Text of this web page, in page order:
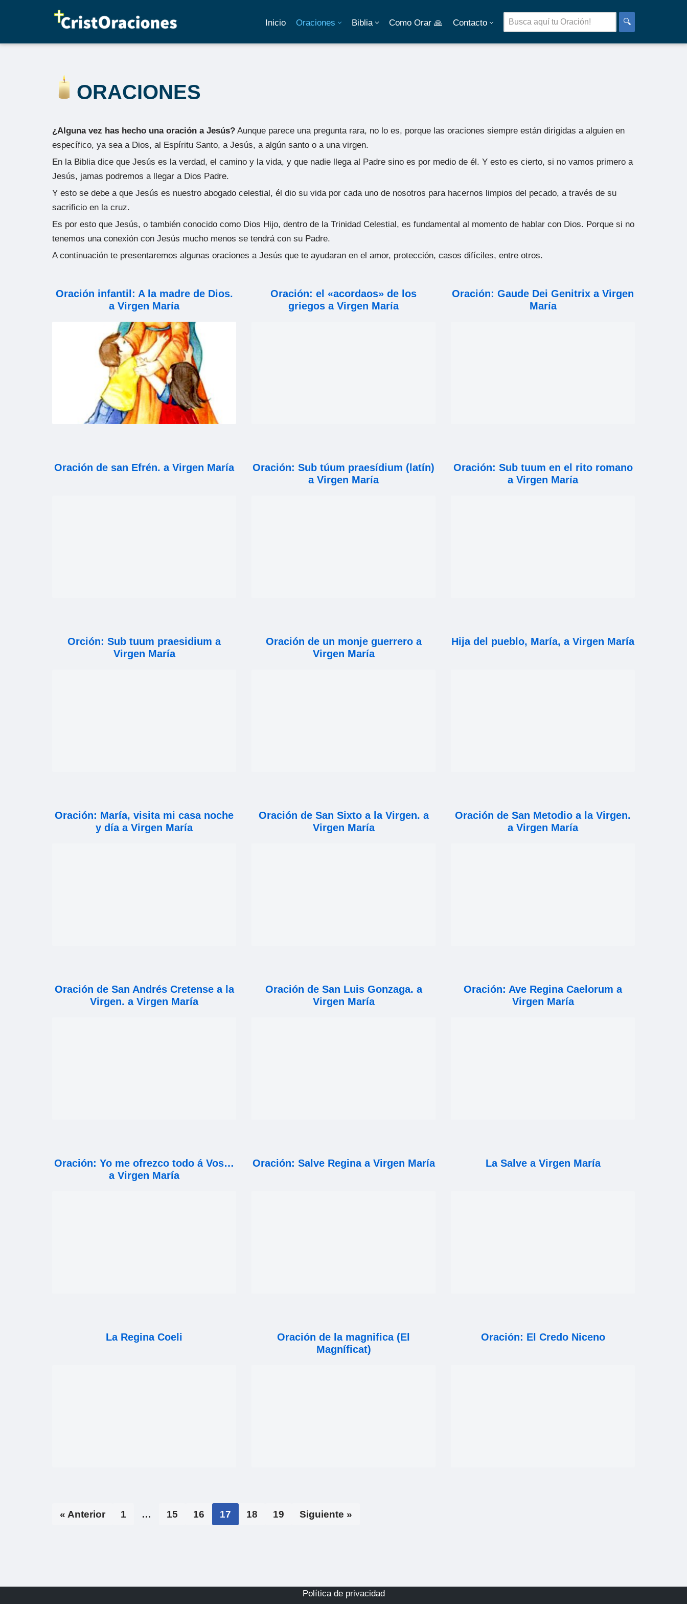
al
Inicio Oraciones Biblia Como Orar 🙏 Contacto 🔍
ORACIONES
¿Alguna vez has hecho una oración a Jesús? Aunque parece una pregunta rara, no lo es, porque las oraciones siempre están dirigidas a alguien en
específico, ya sea a Dios, al Espíritu Santo, a Jesús, a algún santo o a una virgen.
En la Biblia dice que Jesús es la verdad, el camino y la vida, y que nadie llega al Padre sino es por medio de él. Y esto es cierto, si no vamos primero a
Jesús, jamas podremos a llegar a Dios Padre.
Y esto se debe a que Jesús es nuestro abogado celestial, él dio su vida por cada uno de nosotros para hacernos limpios del pecado, a través de su
sacrificio en la cruz.
Es por esto que Jesús, o también conocido como Dios Hijo, dentro de la Trinidad Celestial, es fundamental al momento de hablar con Dios. Porque si no
tenemos una conexión con Jesús mucho menos se tendrá con su Padre.
A continuación te presentaremos algunas oraciones a Jesús que te ayudaran en el amor, protección, casos difíciles, entre otros.
Oración infantil: A la madre de Dios.
a Virgen María
Oración: el «acordaos» de los
griegos a Virgen María
Oración: Gaude Dei Genitrix a Virgen
María
Oración de san Efrén. a Virgen María
Oración: Sub túum praesídium (latín)
a Virgen María
Oración: Sub tuum en el rito romano
a Virgen María
Orción: Sub tuum praesidium a
Virgen María
Oración de un monje guerrero a
Virgen María
Hija del pueblo, María, a Virgen María
Oración: María, visita mi casa noche
y día a Virgen María
Oración de San Sixto a la Virgen. a
Virgen María
Oración de San Metodio a la Virgen.
a Virgen María
Oración de San Andrés Cretense a la
Virgen. a Virgen María
Oración de San Luis Gonzaga. a
Virgen María
Oración: Ave Regina Caelorum a
Virgen María
Oración: Yo me ofrezco todo á Vos…
a Virgen María
Oración: Salve Regina a Virgen María La Salve a Virgen María
La Regina Coeli
Oración de la magnifica (El
Magníficat)
Oración: El Credo Niceno
« Anterior 1 … 15 16 17 18 19 Siguiente »
Política de privacidad